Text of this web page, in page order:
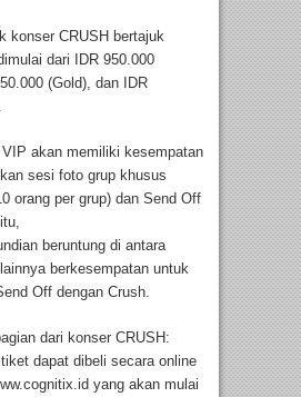
konser CRUSH bertajuk
dari IDR 950.000
(Gold), dan IDR
akan memiliki kesempatan
sesi foto grup khusus
orang per grup) dan Send Off
beruntung di antara
berkesempatan untuk
Off dengan Crush.
dari konser CRUSH:
dapat dibeli secara online
yang akan mulai